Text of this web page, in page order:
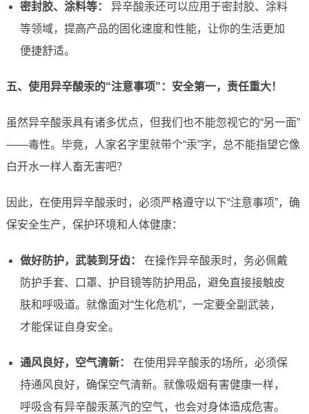
密封胶、涂料等：
异辛酸汞还可以应用于密封胶、涂料
等领域，提高产品的固化速度和性能，让你的生活更加
便捷舒适。
五、使用异辛酸汞的“注意事项”：安全第一，责任重大！
虽然异辛酸汞具有诸多优点，但我们也不能忽视它的“另一面”
——毒性。毕竟，人家名字里就带个“汞”字，总不能指望它像
白开水一样人畜无害吧？
因此，在使用异辛酸汞时，必须严格遵守以下“注意事项”，确
保安全生产，保护环境和人体健康：
做好防护，武装到牙齿：
在操作异辛酸汞时，务必佩戴
防护手套、口罩、护目镜等防护用品，避免直接接触皮
肤和呼吸道。就像面对“生化危机”，一定要全副武装，
才能保证自身安全。
通风良好，空气清新：
在使用异辛酸汞的场所，必须保
持通风良好，确保空气清新。就像吸烟有害健康一样，
呼吸含有异辛酸汞蒸汽的空气，也会对身体造成危害。